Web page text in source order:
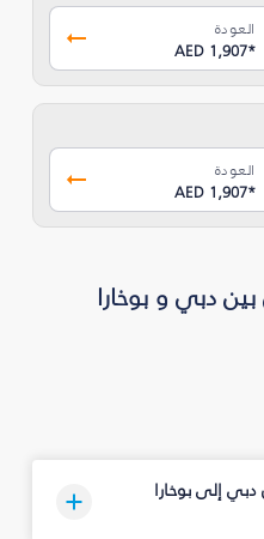
العودة
AED 1,907*
العودة
AED 1,907*
دبي و بوخارا
إلى بوخارا